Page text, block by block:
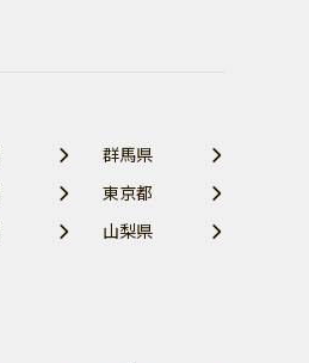
群馬県
東京都
山梨県